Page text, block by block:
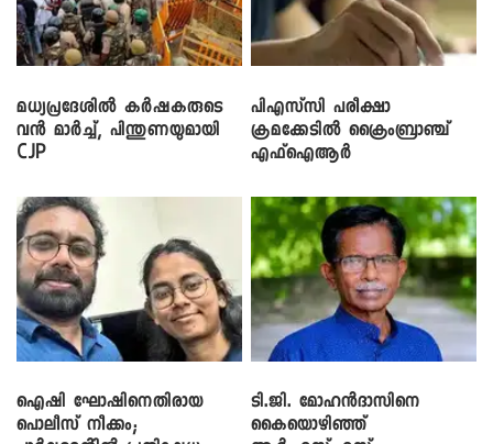
മധ്യപ്രദേശിൽ കർഷകരുടെ
വൻ മാർച്ച്, പിന്തുണയുമായി
CJP
പിഎസ്‌സി പരീക്ഷാ
ക്രമക്കേ‌ടിൽ ക്രൈംബ്രാഞ്ച്
എഫ്ഐആർ
ഐഷി ഘോഷിനെതിരായ
പൊലീസ് നീക്കം;
ടി.ജി. മോഹൻദാസിനെ
കൈയൊഴിഞ്ഞ്